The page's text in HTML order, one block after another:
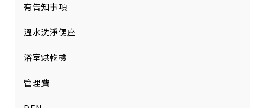
有告知事項
溫水洗淨便座
浴室烘乾機
管理費